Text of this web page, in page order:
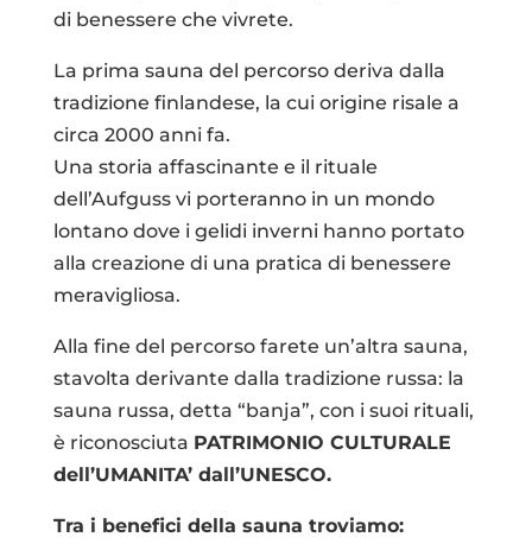
di benessere che vivrete.
La prima sauna del percorso deriva dalla
tradizione finlandese, la cui origine risale a
circa 2000 anni fa.
Una storia affascinante e il rituale
dell’Aufguss vi porteranno in un mondo
lontano dove i gelidi inverni hanno portato
alla creazione di una pratica di benessere
meravigliosa.
Alla fine del percorso farete un’altra sauna,
stavolta derivante dalla tradizione russa: la
sauna russa, detta “banja”, con i suoi rituali,
è riconosciuta PATRIMONIO CULTURALE
dell’UMANITA’ dall’UNESCO.
Tra i benefici della sauna troviamo: